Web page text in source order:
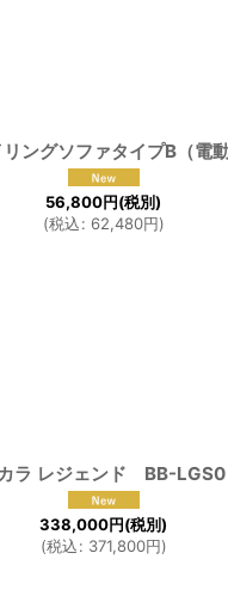
ングソファタイプB（電動
56,800円(税別)
(税込: 62,480円)
カラ レジェンド BB-LGS0
338,000円(税別)
(税込: 371,800円)